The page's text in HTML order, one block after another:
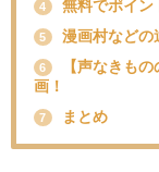
4 無料でポイン
5 漫画村などの
6
【声なきも
画！
7 まとめ